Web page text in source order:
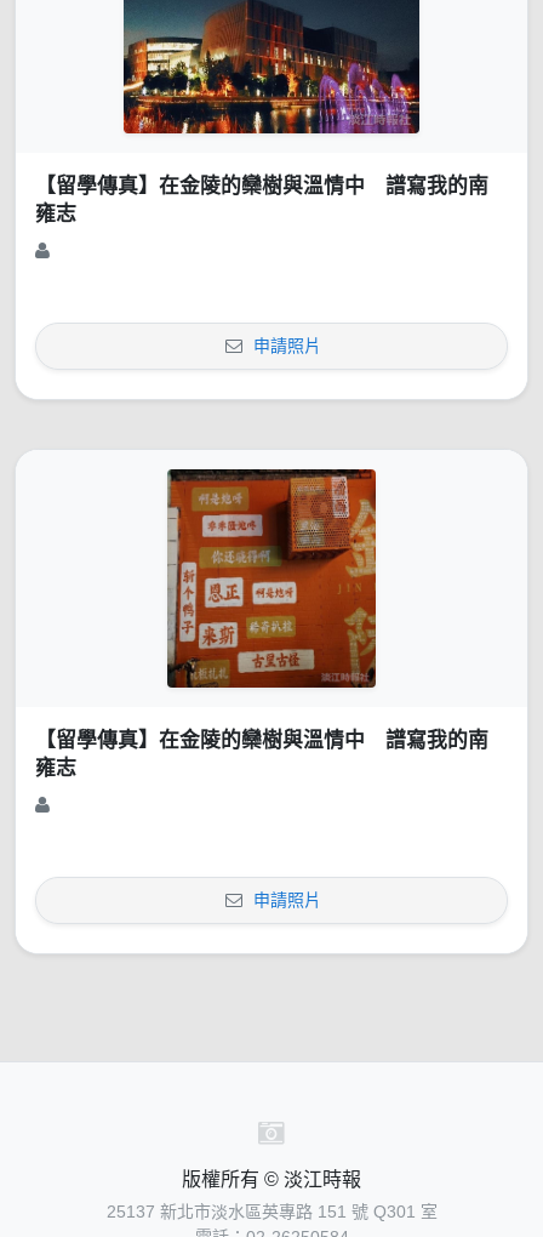
【留學傳真】在金陵的欒樹與溫情中 譜寫我的南
雍志
申請照片
【留學傳真】在金陵的欒樹與溫情中 譜寫我的南
雍志
申請照片
版權所有 © 淡江時報
25137 新北市淡水區英專路 151 號 Q301 室